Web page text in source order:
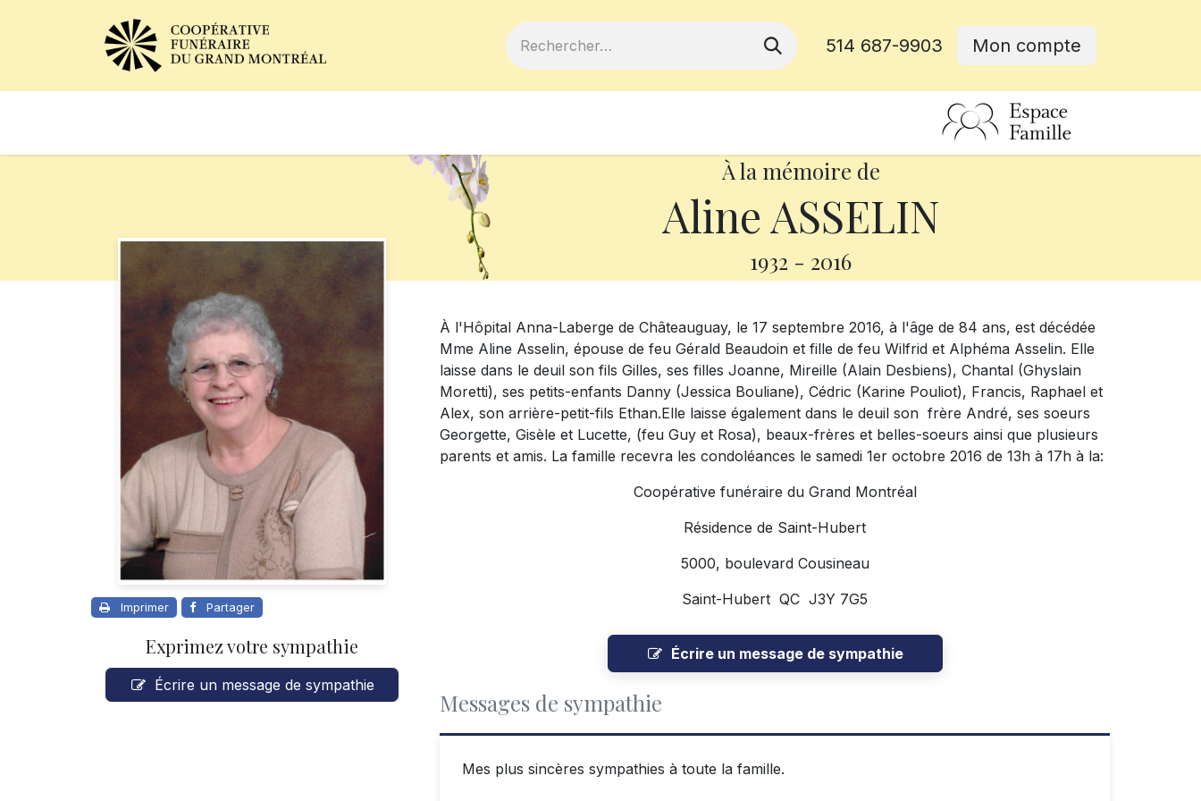
514 687-9903 Mon compte
À la mémoire de
Aline ASSELIN
1932 - 2016
Imprimer Partager
Exprimez votre sympathie
Écrire un message de sympathie
À l'Hôpital Anna-Laberge de Châteauguay, le 17 septembre 2016, à l'âge de 84 ans, est décédée
Mme Aline Asselin, épouse de feu Gérald Beaudoin et fille de feu Wilfrid et Alphéma Asselin. Elle
laisse dans le deuil son fils Gilles, ses filles Joanne, Mireille (Alain Desbiens), Chantal (Ghyslain
Moretti), ses petits-enfants Danny (Jessica Bouliane), Cédric (Karine Pouliot), Francis, Raphael et
Alex, son arrière-petit-fils Ethan.Elle laisse également dans le deuil son frère André, ses soeurs
Georgette, Gisèle et Lucette, (feu Guy et Rosa), beaux-frères et belles-soeurs ainsi que plusieurs
parents et amis. La famille recevra les condoléances le samedi 1er octobre 2016 de 13h à 17h à la:
Coopérative funéraire du Grand Montréal
Résidence de Saint-Hubert
5000, boulevard Cousineau
Saint-Hubert QC J3Y 7G5
Écrire un message de sympathie
Messages de sympathie
Mes plus sincères sympathies à toute la famille.